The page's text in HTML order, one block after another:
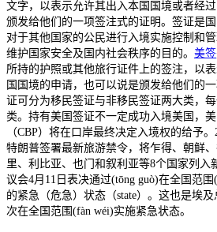
文字，以表示允许其出入本国国境或者经
颁发给他们的一项签注式的证明。签证是
对于其他国家的公民进行入境实施控制和
维护国家安全及国内社会秩序的目的。 美签
所持的护照或其他旅行证件上的签注，以
国国境的申请，也可以说是颁发给他们的
证可分为移民签证与非移民签证两大类，
类。持有美国签证不一定成功入境美国，
（CBP）将在口岸最终决定入境权的给予
特朗普签署最新旅游禁令，将乍得、朝鲜
里、利比亚、也门和叙利亚等8个国家列入
议会4月11日表决通过(tōng guò)在全国范
的紧急（危急）状态（state）。这也是埃
次在全国范围(fàn wéi)实施紧急状态。